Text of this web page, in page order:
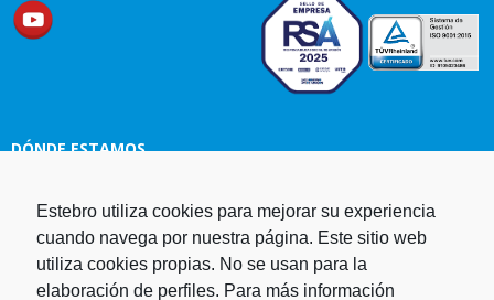
DÓNDE ESTAMOS
Estampaciones EBRO, S.L.
Polg. Ind. Malpica-Alfindén C/H
naves 10, 12, 14 y 5 50171 La
Puebla de Alfindén Zaragoza,
Estebro utiliza cookies para mejorar su experiencia
cuando navega por nuestra página. Este sitio web
utiliza cookies propias. No se usan para la
elaboración de perfiles. Para más información